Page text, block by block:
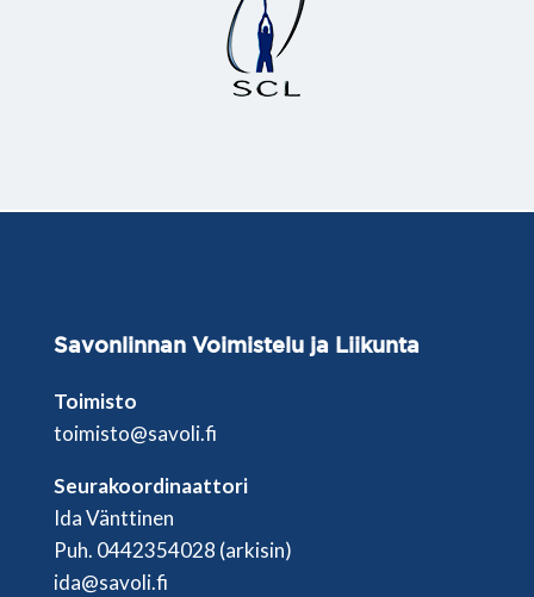
SavonlinnanVoimistelu ja Liikunta
Toimisto
toimisto@savoli.fi
Seurakoordinaattori
Ida Vänttinen
Puh. 0442354028 (arkisin)
ida@savoli.fi